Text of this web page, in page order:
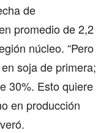
de
promedio de 2,2
núcleo. “Pero
soja de primera;
30%. Esto quiere
en producción